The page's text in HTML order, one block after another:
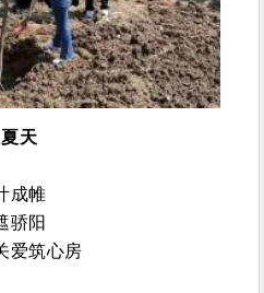
夏天
成帷
骄阳
爱筑心房